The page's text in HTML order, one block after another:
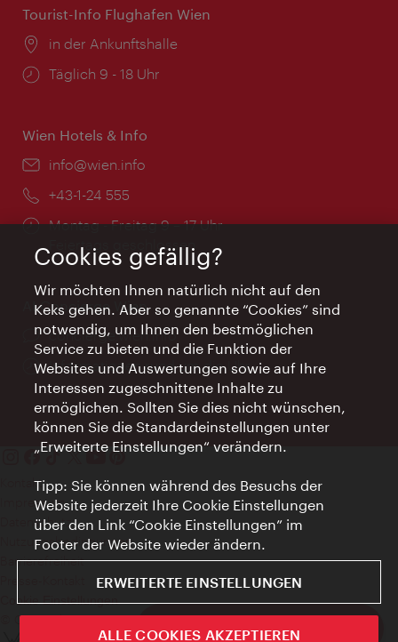
Wien-Newsletter abonnieren
Tourist-Info Flughafen Wien
Ort:
in der Ankunftshalle
Öffnungszeiten:
Täglich 9 - 18 Uhr
Wien Hotels & Info
Email:
info@wien.info
Telefon:
+43-1-24 555
Öffnungszeiten:
Montag - Freitag 9 – 17 Uhr
Feiertags geschlossen
AI Concierge Wien
Ort:
concierge.wien.info
Öffnungszeiten:
Informationen rund um die Uhr
Kontakt
Impressum
Datenschutz
Nutzungsbedingungen
Barrierefreiheit
Cookie Einstellungen
© Copyright WienTourismus
Cookies gefällig?
Wir möchten Ihnen natürlich nicht auf den
Keks gehen. Aber so genannte “Cookies” sind
notwendig, um Ihnen den bestmöglichen
Service zu bieten und die Funktion der
Websites und Auswertungen sowie auf Ihre
Interessen zugeschnittene Inhalte zu
ermöglichen. Sollten Sie dies nicht wünschen,
können Sie die Standardeinstellungen unter
„Erweiterte Einstellungen“ verändern.
Tipp: Sie können während des Besuchs der
Website jederzeit Ihre Cookie Einstellungen
über den Link “Cookie Einstellungen” im
Footer der Website wieder ändern.
ERWEITERTE EINSTELLUNGEN
ALLE COOKIES AKZEPTIEREN